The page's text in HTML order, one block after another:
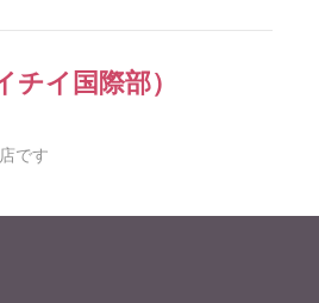
チイ国際部）
です